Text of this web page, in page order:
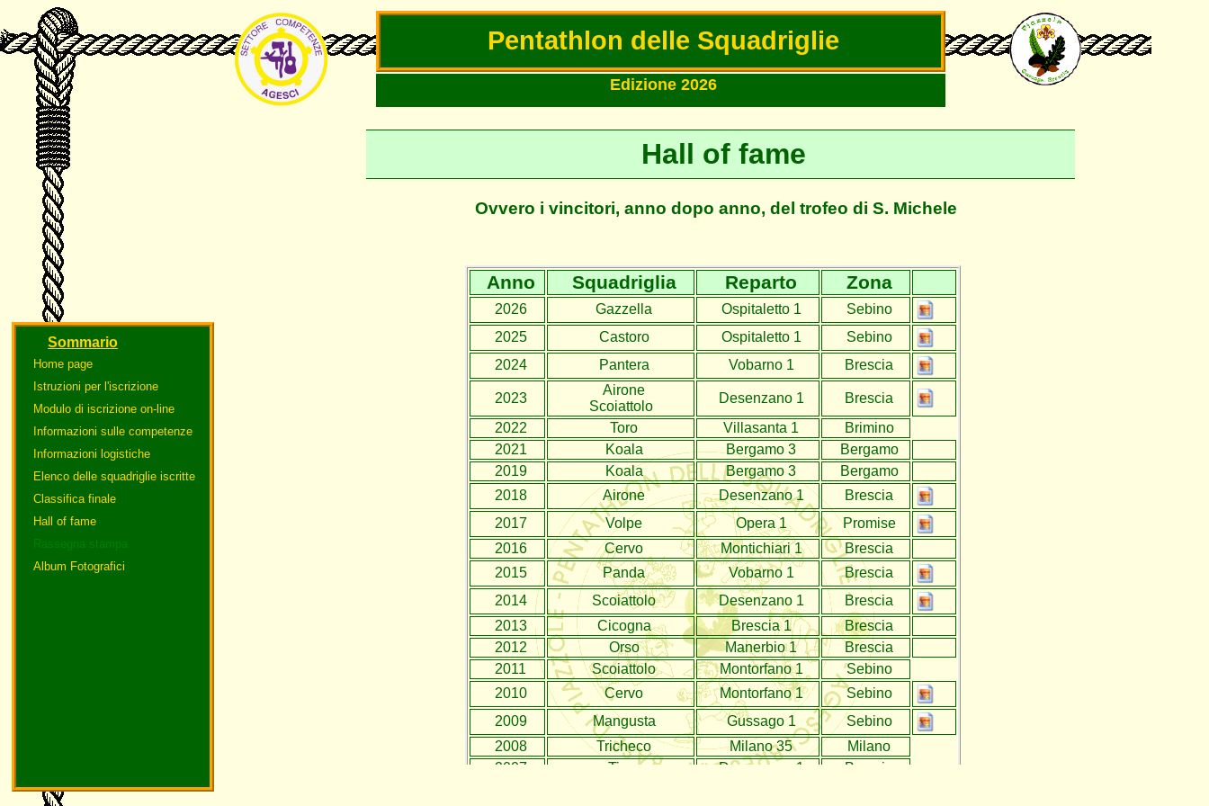
Pentathlon delle Squadriglie
Edizione 2026
Sommario
Home page
Istruzioni per l'iscrizione
Modulo di iscrizione on-line
Informazioni sulle competenze
Informazioni logistiche
Elenco delle squadriglie iscritte
Classifica finale
Hall of fame
Rassegna stampa
Album Fotografici
Hall of fame
Ovvero i vincitori, anno dopo anno, del trofeo di S. Michele
Anno Squadriglia Reparto Zona
2026 Gazzella Ospitaletto 1
Sebino
2025
Castoro Ospitaletto 1
Sebino
2024
Pantera Vobarno 1 Brescia
2023
Airone
Scoiattolo
Desenzano 1
Brescia
2022
Toro Villasanta 1
Brimino
2021
Koala Bergamo 3
Bergamo
2019
Koala Bergamo 3
Bergamo
2018
Airone Desenzano 1
Brescia
2017
Volpe Opera 1
Promise
2016
Cervo Montichiari 1
Brescia
2015
Panda Vobarno 1
Brescia
2014
Scoiattolo Desenzano 1
Brescia
2013
Cicogna Brescia 1
Brescia
2012
Orso Manerbio 1
Brescia
2011
Scoiattolo Montorfano 1
Sebino
2010
Cervo Montorfano 1
Sebino
2009
Mangusta Gussago 1
Sebino
2008
Tricheco Milano 35
Milano
2007
Tigre Desenzano 1
Brescia
'